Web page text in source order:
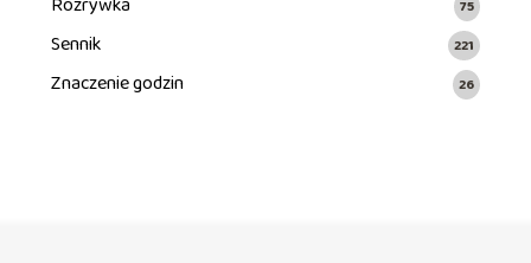
75
Sennik 221
Znaczenie godzin 26